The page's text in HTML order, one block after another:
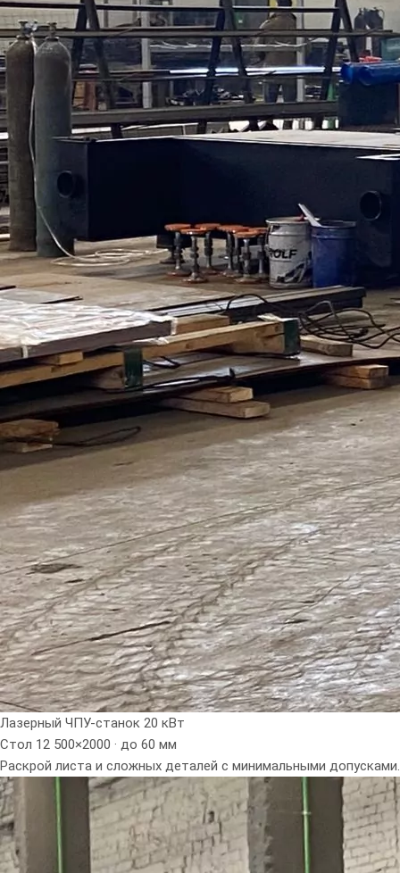
Лазерный ЧПУ-станок 20 кВт
Стол 12 500×2000 · до 60 мм
Раскрой листа и сложных деталей с минимальными допусками.